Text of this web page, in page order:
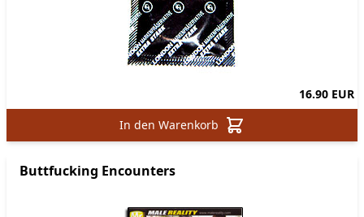
16.90 EUR
In den Warenkorb
Buttfucking Encounters